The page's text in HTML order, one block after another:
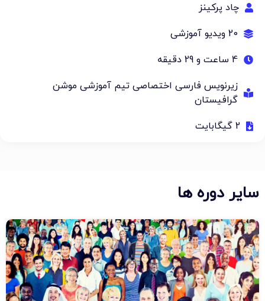
چاد پرکینز
20 ویدیو آموزشی
4 ساعت و 29 دقیقه
زیرنویس فارسی اختصاصی تیم آموزشی موشن
گرافیستان
2 گیگابایت
سایر دوره ها